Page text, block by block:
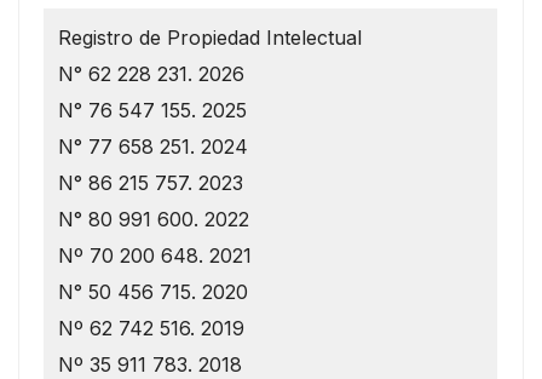
Registro de Propiedad Intelectual
N° 62 228 231. 2026
N° 76 547 155. 2025
N° 77 658 251. 2024
N° 86 215 757. 2023
N° 80 991 600. 2022
Nº 70 200 648. 2021
N° 50 456 715. 2020
Nº 62 742 516. 2019
Nº 35 911 783. 2018